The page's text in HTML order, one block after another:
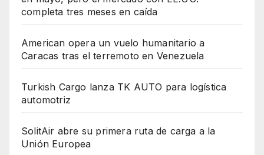
completa tres meses en caída
American opera un vuelo humanitario a
Caracas tras el terremoto en Venezuela
Turkish Cargo lanza TK AUTO para logística
automotriz
SolitAir abre su primera ruta de carga a la
Unión Europea